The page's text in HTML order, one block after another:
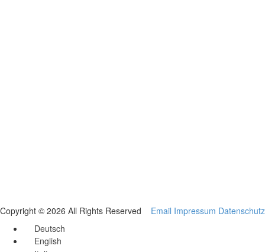
Copyright © 2026 All Rights Reserved Email Impressum Datenschutz
Deutsch
English